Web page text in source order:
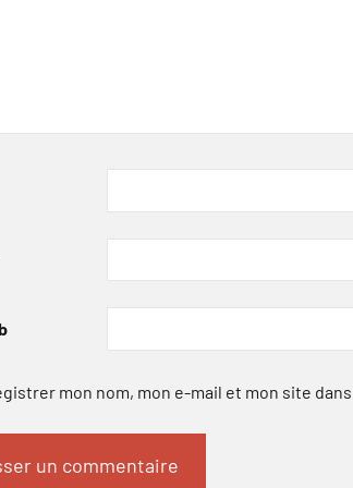
mon nom, mon e-mail et mon site